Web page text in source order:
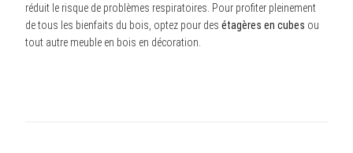
réduit le risque de problèmes respiratoires. Pour profiter pleinement
de tous les bienfaits du bois, optez pour des étagères en cubes ou
tout autre meuble en bois en décoration.